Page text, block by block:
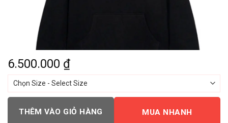
6.500.000 ₫
THÊM VÀO GIỎ HÀNG MUA NHANH